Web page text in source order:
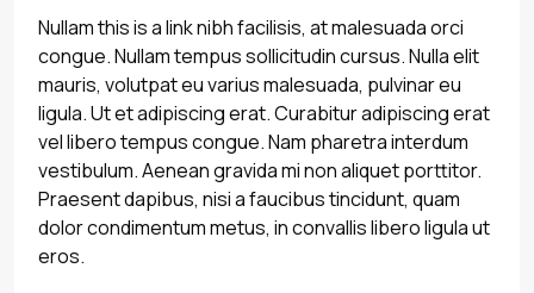
Nullam this is a link nibh facilisis, at malesuada orci
congue. Nullam tempus sollicitudin cursus. Nulla elit
mauris, volutpat eu varius malesuada, pulvinar eu
ligula. Ut et adipiscing erat. Curabitur adipiscing erat
vel libero tempus congue. Nam pharetra interdum
vestibulum. Aenean gravida mi non aliquet porttitor.
Praesent dapibus, nisi a faucibus tincidunt, quam
dolor condimentum metus, in convallis libero ligula ut
eros.